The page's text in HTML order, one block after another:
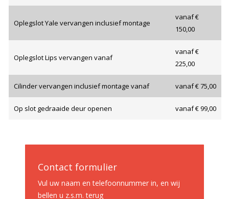
Oplegslot Yale vervangen inclusief montage
vanaf €
150,00
Oplegslot Lips vervangen vanaf
vanaf €
225,00
Cilinder vervangen inclusief montage vanaf vanaf € 75,00
Op slot gedraaide deur openen vanaf € 99,00
Contact formulier
Vul uw naam en telefoonnummer in, en wij
bellen u z.s.m. terug